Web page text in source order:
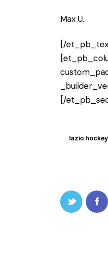
Max U.
[/
[/
lazio hockey